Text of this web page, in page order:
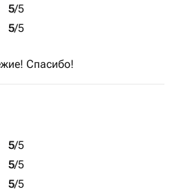
5/5
5/5
Спасибо!
5/5
5/5
5/5